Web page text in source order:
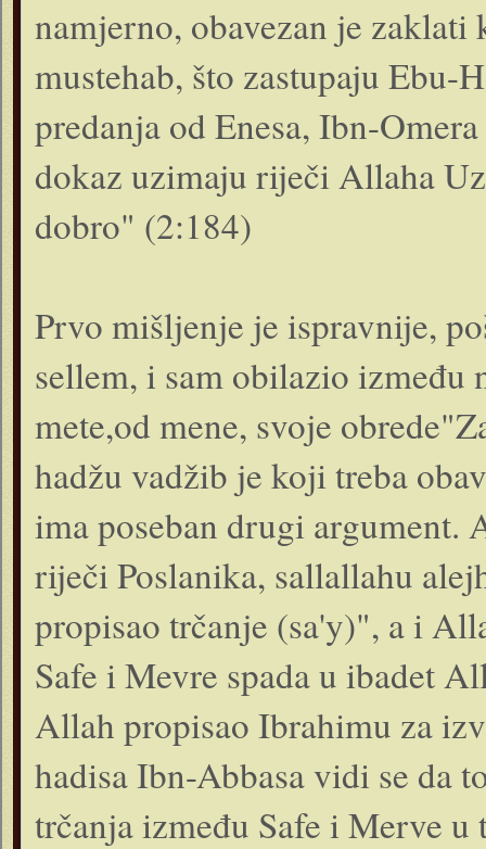
namjerno, obavezan je
mustehab, što zastupaju
predanja od Enesa, Ibn-
dokaz uzimaju riječi Allaha
do­bro" (2:184)
Prvo mišljenje je ispravnije,
sellem, i sam obilazio
mete,od mene, svoje
hadžu vadžib je koji treba
ima poseban drugi argument.
riječi Poslanika, sallallahu
propisao trčanje (sa'y)", a i
Safe i Mevre spada u ibadet
Allah propisao Ibrahimu za
hadisa Ibn-Abbasa vidi se da
trčanja između Safe i Merve